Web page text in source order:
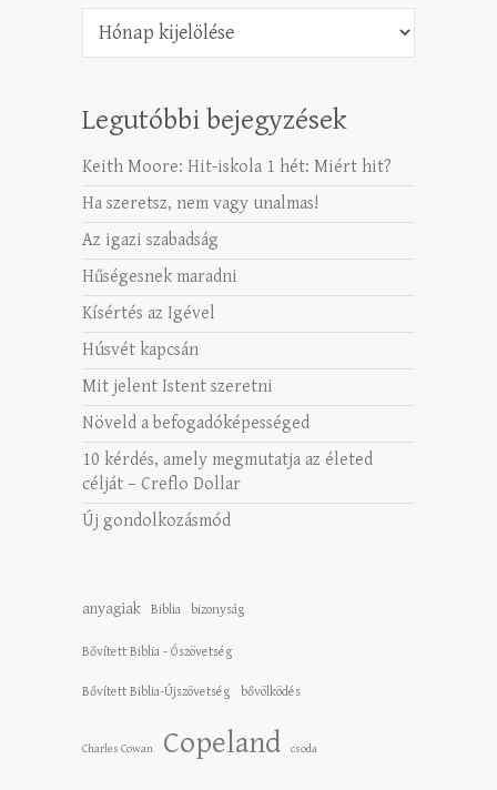
Legutóbbi bejegyzések
Keith Moore: Hit-iskola 1 hét: Miért hit?
Ha szeretsz, nem vagy unalmas!
Az igazi szabadság
Hűségesnek maradni
Kísértés az Igével
Húsvét kapcsán
Mit jelent Istent szeretni
Növeld a befogadóképességed
10 kérdés, amely megmutatja az életed
célját – Creflo Dollar
Új gondolkozásmód
anyagiak Biblia bizonyság
Bővített Biblia - Ószövetség
Bővített Biblia-Újszövetség bővölködés
Charles Cowan Copeland csoda